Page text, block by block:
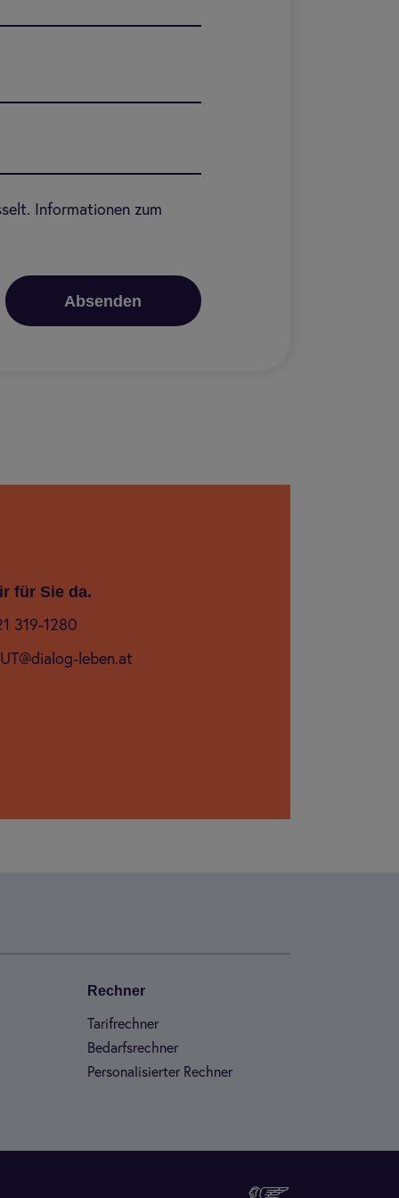
Informationen zum
Absenden
für Sie da.
319-1280
leben.at
Rech­ner
Tarifrechner
Bedarfs­rech­ner
Per­so­na­li­sier­ter Rech­ner